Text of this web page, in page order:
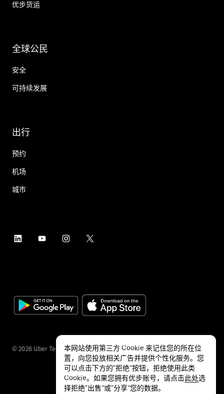
优步货运
全球公民
安全
可持续发展
出行
预约
机场
城市
© 2026 Uber Technologies Inc.
本网站使用第三方 Cookie 来记住您的所在位
置，向您投放相关广告并提供个性化服务。您
可以点击下方的“拒绝”按钮，拒绝使用此类
Cookie。如果您拥有优步账号，请点击此处选
择拒绝“出售”或“分享”您的数据。